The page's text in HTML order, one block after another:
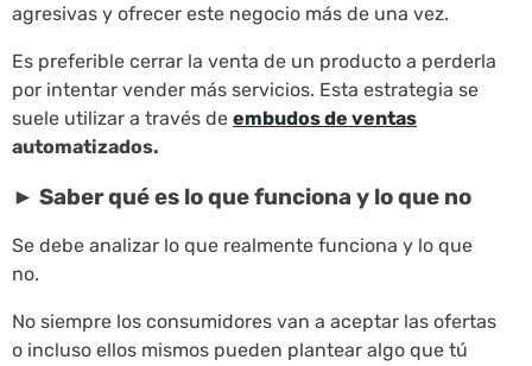
agresivas y ofrecer este negocio más de una vez.
Es preferible cerrar la venta de un producto a perderla
por intentar vender más servicios. Esta estrategia se
suele utilizar a través de embudos de ventas
automatizados.
► Saber qué es lo que funciona y lo que no
Se debe analizar lo que realmente funciona y lo que
no.
No siempre los consumidores van a aceptar las ofertas
o incluso ellos mismos pueden plantear algo que tú